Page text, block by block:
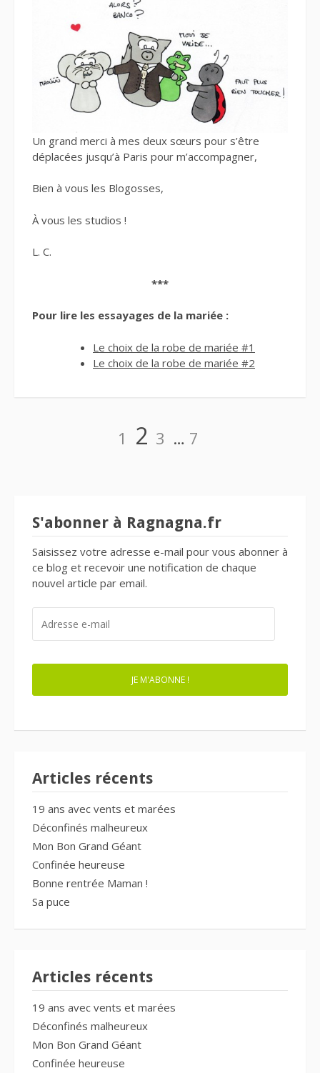
Un grand merci à mes deux sœurs pour s’être
déplacées jusqu’à Paris pour m’accompagner,
Bien à vous les Blogosses,
À vous les studios !
L. C.
***
Pour lire les essayages de la mariée :
Le choix de la robe de mariée #1
Le choix de la robe de mariée #2
Page
1 Page
2 Page
3 … Page
7
S'abonner à Ragnagna.fr
Saisissez votre adresse e-mail pour vous abonner à
ce blog et recevoir une notification de chaque
nouvel article par email.
MAIL
JE M'ABONNE !
Articles récents
19 ans avec vents et marées
Déconfinés malheureux
Mon Bon Grand Géant
Confinée heureuse
Bonne rentrée Maman !
Sa puce
Articles récents
19 ans avec vents et marées
Déconfinés malheureux
Mon Bon Grand Géant
Confinée heureuse